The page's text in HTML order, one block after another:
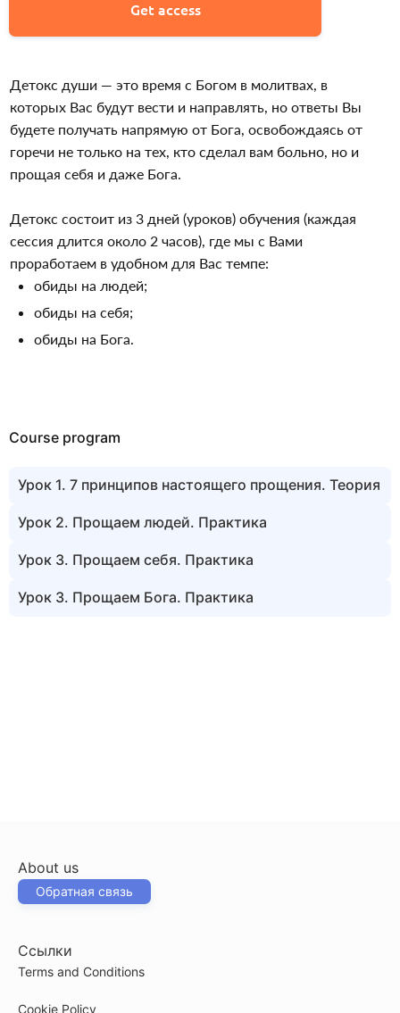
Get access
Детокс души — это время с Богом в молитвах, в
которых Вас будут вести и направлять, но ответы Вы
будете получать напрямую от Бога, освобождаясь от
горечи не только на тех, кто сделал вам больно, но и
прощая себя и даже Бога.
Детокс состоит из 3 дней (уроков) обучения (каждая
сессия длится около 2 часов), где мы с Вами
проработаем в удобном для Вас темпе:
обиды на людей;
обиды на себя;
обиды на Бога.
Course program
Урок 1. 7 принципов настоящего прощения. Теория
Урок 2. Прощаем людей. Практика
Урок 3. Прощаем себя. Практика
Урок 3. Прощаем Бога. Практика
About us
Обратная связь
Ссылки
Terms and Conditions
Cookie Policy